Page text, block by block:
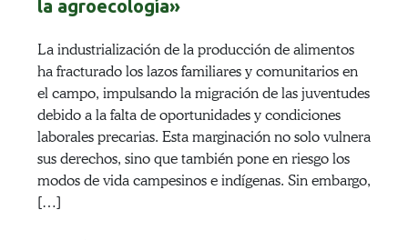
la agroecología»
La industrialización de la producción de alimentos
ha fracturado los lazos familiares y comunitarios en
el campo, impulsando la migración de las juventudes
debido a la falta de oportunidades y condiciones
laborales precarias. Esta marginación no solo vulnera
sus derechos, sino que también pone en riesgo los
modos de vida campesinos e indígenas. Sin embargo,
[…]